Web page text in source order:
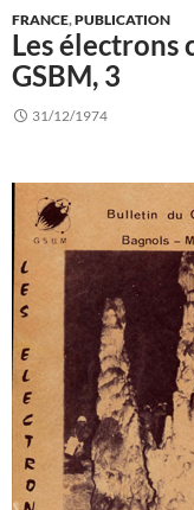
FRANCE,PUBLICATION
Les électrons
GSBM, 3
31/12/1974